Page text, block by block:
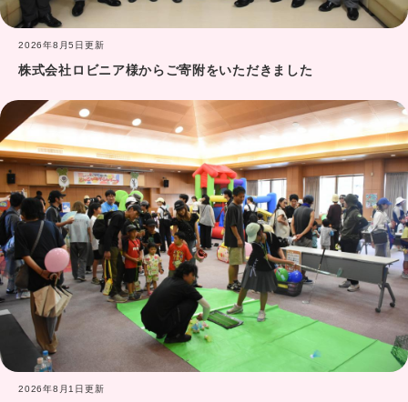
2026年8月5日更新
株式会社ロビニア様からご寄附をいただきました
2026年8月1日更新